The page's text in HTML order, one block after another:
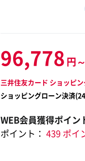
96,778 円～
三井住友カード ショッピ
ショッピングローン決済(24
WEB会員獲得ポイン
ポイント： 439 ポイ